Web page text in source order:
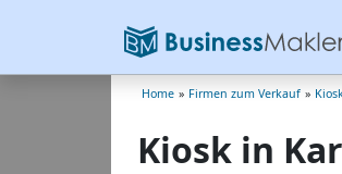
Home » Firmen zum Verkauf »
Kiosk in